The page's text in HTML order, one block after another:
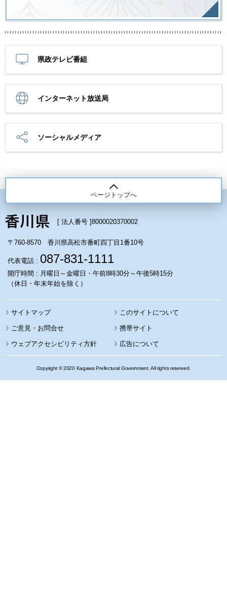
県政テレビ番組
インターネット放送局
ソーシャルメディア
ページトップへ
[ 法人番号 ]8000020370002
〒760-8570 香川県高松市番町四丁目1番10号
代表電話 : 087-831-1111
開庁時間 : 月曜日～金曜日・午前8時30分～午後5時15分
（休日・年末年始を除く）
サイトマップ このサイトについて
携帯サイト
ウェブアクセシビリティ方針 広告について
Copyright © 2020 Kagawa Prefectural Government. All rights reserved.